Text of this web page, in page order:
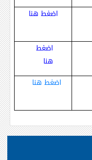
اضغط هنا
اضغط
هنا
اضغط هنا